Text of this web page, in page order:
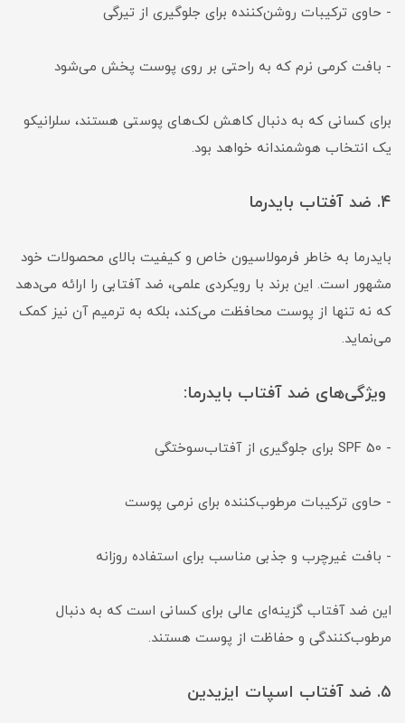
- حاوی ترکیبات روشن‌کننده برای جلوگیری از تیرگی
- بافت کرمی نرم که به راحتی بر روی پوست پخش می‌شود
برای کسانی که به دنبال کاهش لک‌های پوستی هستند، سلرانیکو
یک انتخاب هوشمندانه خواهد بود.
۴. ضد آفتاب بایدرما
بایدرما به خاطر فرمولاسیون خاص و کیفیت بالای محصولات خود
مشهور است. این برند با رویکردی علمی، ضد آفتابی را ارائه می‌دهد
که نه تنها از پوست محافظت می‌کند، بلکه به ترمیم آن نیز کمک
می‌نماید.
ویژگی‌های ضد آفتاب بایدرما:
- SPF 50 برای جلوگیری از آفتاب‌سوختگی
- حاوی ترکیبات مرطوب‌کننده برای نرمی پوست
- بافت غیرچرب و جذبی مناسب برای استفاده روزانه
این ضد آفتاب گزینه‌ای عالی برای کسانی است که به دنبال
مرطوب‌کنندگی و حفاظت از پوست هستند.
۵. ضد آفتاب اسپات ایزیدین